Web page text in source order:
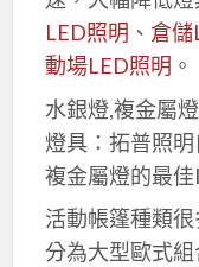
LED照明 、 倉儲
動場LED照明 。
水銀燈,複金屬
燈具：拓普照
複金屬燈的最
活動帳篷種類
分為大型歐式